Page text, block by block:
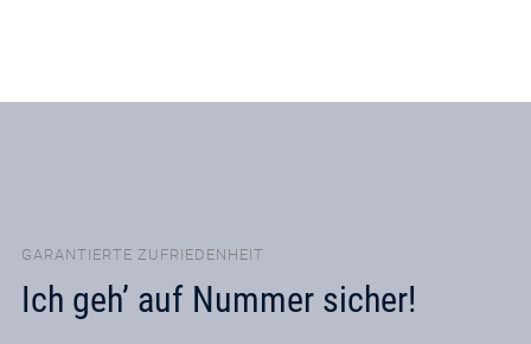
GARANTIERTE ZUFRIEDENHEIT
Ich geh’ auf Nummer sicher!